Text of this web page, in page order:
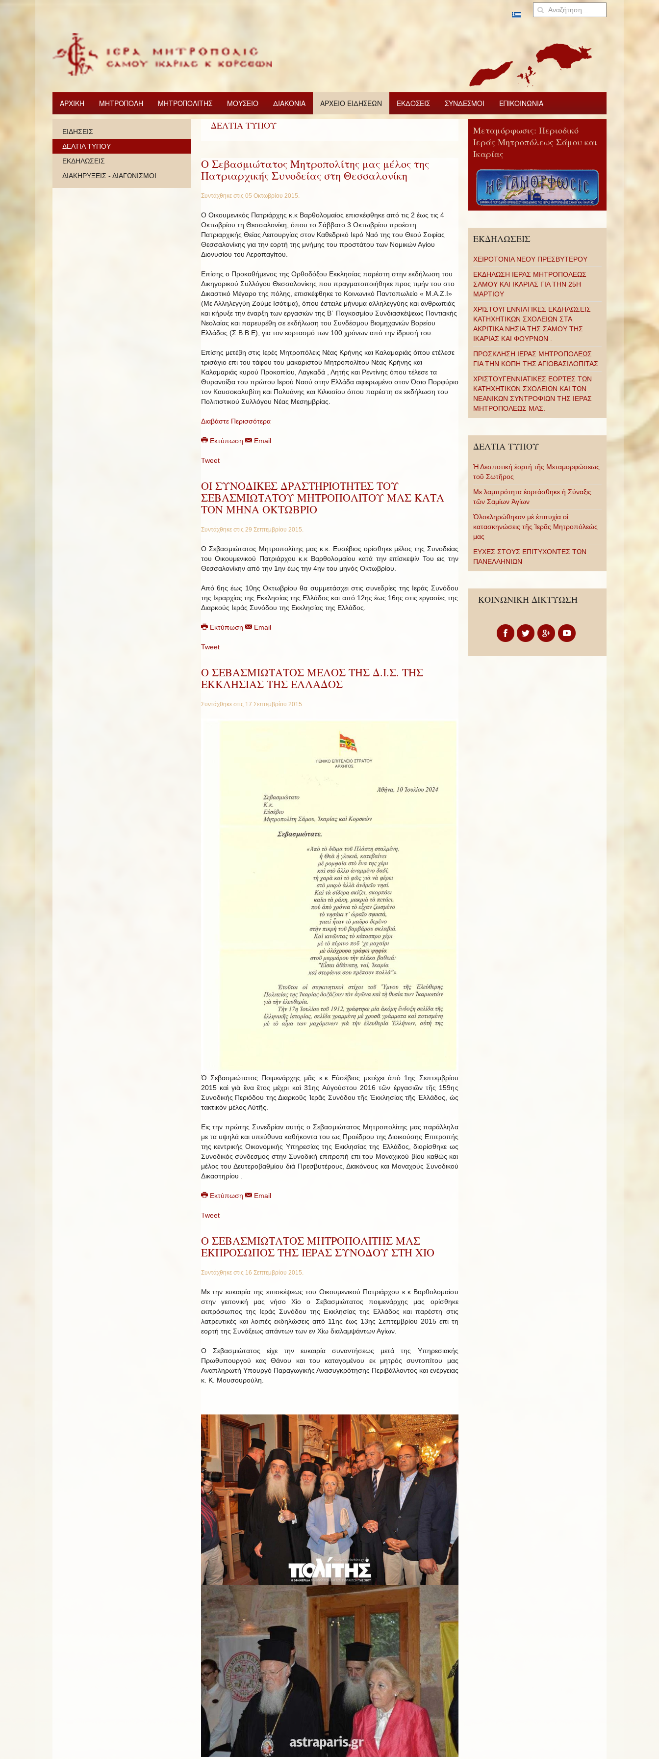
ΑΡΧΙΚΗ ΜΗΤΡΟΠΟΛΗ ΜΗΤΡΟΠΟΛΙΤΗΣ ΜΟΥΣΕΙΟ ΔΙΑΚΟΝΙΑ ΑΡΧΕΙΟ ΕΙΔΗΣΕΩΝ ΕΚΔΟΣΕΙΣ ΣΥΝΔΕΣΜΟΙ ΕΠΙΚΟΙΝΩΝΙΑ
ΔΕΛΤΙΑ ΤΥΠΟΥ
Ο Σεβασμιώτατος Μητροπολίτης μας μέλος της
Πατριαρχικής Συνοδείας στη Θεσσαλονίκη
Συντάχθηκε στις 05 Οκτωβρίου 2015.
Ο Οικουμενικός Πατριάρχης κ.κ Βαρθολομαίος επισκέφθηκε από τις 2 έως τις 4
Οκτωβρίου τη Θεσσαλονίκη, όπου το Σάββατο 3 Οκτωβρίου προέστη
Πατριαρχικής Θείας Λειτουργίας στον Καθεδρικό Ιερό Ναό της του Θεού Σοφίας
Θεσσαλονίκης για την εορτή της μνήμης του προστάτου των Νομικών Αγίου
Διονυσίου του Αεροπαγίτου.
Επίσης ο Προκαθήμενος της Ορθοδόξου Εκκλησίας παρέστη στην εκδήλωση του
Δικηγορικού Συλλόγου Θεσσαλονίκης που πραγματοποιήθηκε προς τιμήν του στο
Δικαστικό Μέγαρο της πόλης, επισκέφθηκε το Κοινωνικό Παντοπωλείο « Μ.Α.Ζ.Ι»
(Με Αλληλεγγύη Ζούμε Ισότιμα), όπου έστειλε μήνυμα αλληλεγγύης και ανθρωπιάς
και κήρυξε την έναρξη των εργασιών της Β΄ Παγκοσμίου Συνδιασκέψεως Ποντιακής
Νεολαίας και παρευρέθη σε εκδήλωση του Συνδέσμου Βιομηχανιών Βορείου
Ελλάδος (Σ.Β.Β.Ε), για τον εορτασμό των 100 χρόνων από την ίδρυσή του.
Επίσης μετέβη στις Ιερές Μητροπόλεις Νέας Κρήνης και Καλαμαριάς όπου ετέλεσε
τρισάγιο επι του τάφου του μακαριστού Μητροπολίτου Νέας Κρήνης και
Καλαμαριάς κυρού Προκοπίου, Λαγκαδά , Λητής και Ρεντίνης όπου τέλεσε τα
Θυρανοίξια του πρώτου Ιερού Ναού στην Ελλάδα αφιερωμένο στον Όσιο Πορφύριο
τον Καυσοκαλυβίτη και Πολυάνης και Κιλκισίου όπου παρέστη σε εκδήλωση του
Πολιτιστικού Συλλόγου Νέας Μεσημβρίας.
Διαβάστε Περισσότερα
Εκτύπωση Email
Tweet
ΟΙ ΣΥΝΟΔΙΚΕΣ ΔΡΑΣΤΗΡΙΟΤΗΤΕΣ ΤΟΥ
ΣΕΒΑΣΜΙΩΤΑΤΟΥ ΜΗΤΡΟΠΟΛΙΤΟΥ ΜΑΣ ΚΑΤΑ
ΤΟΝ ΜΗΝΑ ΟΚΤΩΒΡΙΟ
Συντάχθηκε στις 29 Σεπτεμβρίου 2015.
Ο Σεβασμιώτατος Μητροπολίτης μας κ.κ. Ευσέβιος ορίσθηκε μέλος της Συνοδείας
του Οικουμενικού Πατριάρχου κ.κ Βαρθολομαίου κατά την επίσκεψίν Του εις την
Θεσσαλονίκην από την 1ην έως την 4ην του μηνός Οκτωβρίου.
Από 6ης έως 10ης Οκτωβρίου θα συμμετάσχει στις συνεδρίες της Ιεράς Συνόδου
της Ιεραρχίας της Εκκλησίας της Ελλάδος και από 12ης έως 16ης στις εργασίες της
Διαρκούς Ιεράς Συνόδου της Εκκλησίας της Ελλάδος.
Εκτύπωση Email
Tweet
Ο ΣΕΒΑΣΜΙΩΤΑΤΟΣ ΜΕΛΟΣ ΤΗΣ Δ.Ι.Σ. ΤΗΣ
ΕΚΚΛΗΣΙΑΣ ΤΗΣ ΕΛΛΑΔΟΣ
Συντάχθηκε στις 17 Σεπτεμβρίου 2015.
Ὁ Σεβασμιώτατος Ποιμενάρχης μᾶς κ.κ Εὐσέβιος μετέχει ἀπὸ 1ης Σεπτεμβρίου
2015 καὶ γιὰ ἕνα ἔτος μέχρι καὶ 31ης Αὐγούστου 2016 τῶν ἐργασιῶν τῆς 159ης
Συνοδικής Περιόδου της Διαρκοῦς Ἱερᾶς Συνόδου τῆς Ἐκκλησίας τῆς Ἑλλάδος, ὡς
τακτικὸν μέλος Αὐτῆς.
Εις την πρώτης Συνεδρίαν αυτής ο Σεβασμιώτατος Μητροπολίτης μας παράλληλα
με τα υψηλά και υπεύθυνα καθήκοντα του ως Προέδρου της Διοικούσης Επιτροπής
της κεντρικής Οικονομικής Υπηρεσίας της Εκκλησίας της Ελλάδος, διορίσθηκε ως
Συνοδικός σύνδεσμος στην Συνοδική επιτροπή επι του Μοναχικού βίου καθώς και
μέλος του Δευτεροβαθμίου διά Πρεσβυτέρους, Διακόνους και Μοναχούς Συνοδικού
Δικαστηρίου .
Εκτύπωση Email
Tweet
Ο ΣΕΒΑΣΜΙΩΤΑΤΟΣ ΜΗΤΡΟΠΟΛΙΤΗΣ ΜΑΣ
ΕΚΠΡΟΣΩΠΟΣ ΤΗΣ ΙΕΡΑΣ ΣΥΝΟΔΟΥ ΣΤΗ ΧΙΟ
Συντάχθηκε στις 16 Σεπτεμβρίου 2015
Με την ευκαιρία της επισκέψεως του Οικουμενικού Πατριάρχου κ.κ Βαρθολομαίου
στην γειτονική μας νήσο Χίο ο Σεβασμιώτατος ποιμενάρχης μας ορίσθηκε
εκπρόσωπος της Ιεράς Συνόδου της Εκκλησίας της Ελλάδος και παρέστη στις
λατρευτικές και λοιπές εκδηλώσεις από 11ης έως 13ης Σεπτεμβρίου 2015 επι τη
εορτή της Συνάξεως απάντων των εν Χίω διαλαμψάντων Αγίων.
O Σεβασμιώτατος είχε την ευκαιρία συναντήσεως μετά της Υπηρεσιακής
Πρωθυπουργού κας Θάνου και του καταγομένου εκ μητρός συντοπίτου μας
Αναπληρωτή Υπουργό Παραγωγικής Ανασυγκρότησης Περιβάλλοντος και ενέργειας
κ. Κ. Μουσουρούλη.
ΕΙΔΗΣΕΙΣ
ΔΕΛΤΙΑ ΤΥΠΟΥ
ΕΚΔΗΛΩΣΕΙΣ
ΔΙΑΚΗΡΥΞΕΙΣ - ΔΙΑΓΩΝΙΣΜΟΙ
Μεταμόρφωσις: Περιοδικό
Ιεράς Μητροπόλεως Σάμου και
Ικαρίας
ΕΚΔΗΛΩΣΕΙΣ
ΧΕΙΡΟΤΟΝΙΑ ΝΕΟΥ ΠΡΕΣΒΥΤΕΡΟΥ
ΕΚΔΗΛΩΣΗ ΙΕΡΑΣ ΜΗΤΡΟΠΟΛΕΩΣ
ΣΑΜΟΥ ΚΑΙ ΙΚΑΡΙΑΣ ΓΙΑ ΤΗΝ 25Η
ΜΑΡΤΙΟΥ
ΧΡΙΣΤΟΥΓΕΝΝΙΑΤΙΚΕΣ ΕΚΔΗΛΩΣΕΙΣ
ΚΑΤΗΧΗΤΙΚΩΝ ΣΧΟΛΕΙΩΝ ΣΤΑ
ΑΚΡΙΤΙΚΑ ΝΗΣΙΑ ΤΗΣ ΣΑΜΟΥ ΤΗΣ
ΙΚΑΡΙΑΣ ΚΑΙ ΦΟΥΡΝΩΝ .
ΠΡΟΣΚΛΗΣΗ ΙΕΡΑΣ ΜΗΤΡΟΠΟΛΕΩΣ
ΓΙΑ ΤΗΝ ΚΟΠΗ ΤΗΣ ΑΓΙΟΒΑΣΙΛΟΠΙΤΑΣ
ΧΡΙΣΤΟΥΓΕΝΝΙΑΤΙΚΕΣ ΕΟΡΤΕΣ ΤΩΝ
ΚΑΤΗΧΗΤΙΚΩΝ ΣΧΟΛΕΙΩΝ ΚΑΙ ΤΩΝ
ΝΕΑΝΙΚΩΝ ΣΥΝΤΡΟΦΙΩΝ ΤΗΣ ΙΕΡΑΣ
ΜΗΤΡΟΠΟΛΕΩΣ ΜΑΣ.
ΔΕΛΤΙΑ ΤΥΠΟΥ
Ἡ Δεσποτική ἑορτή τῆς Μεταμορφώσεως
τοῦ Σωτῆρος
Με λαμπρότητα ἑορτάσθηκε ἡ Σύναξις
τῶν Σαμίων Ἁγίων
Ὁλοκληρώθηκαν μὲ ἐπιτυχία οἱ
κατασκηνώσεις τῆς Ἱερᾶς Μητροπόλεώς
μας
ΕΥΧΕΣ ΣΤΟΥΣ ΕΠΙΤΥΧΟΝΤΕΣ ΤΩΝ
ΠΑΝΕΛΛΗΝΙΩΝ
ΚΟΙΝΩΝΙΚΗ ΔΙΚΤΥΩΣΗ